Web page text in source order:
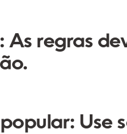
As regras
Use